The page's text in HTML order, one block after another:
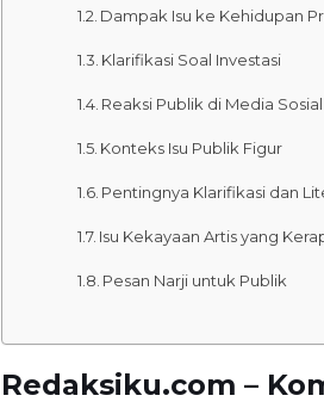
Dampak Isu ke Kehidupan
Klarifikasi Soal Investasi
Reaksi Publik di Media Sosial
Konteks Isu Publik Figur
Pentingnya Klarifikasi dan
Isu Kekayaan Artis yang
Pesan Narji untuk Publik
Redaksiku.com –